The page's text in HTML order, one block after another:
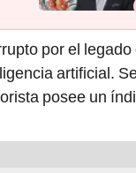
por el legado
artificial.
posee un